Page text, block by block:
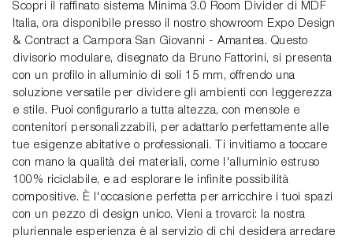
Scopri il raffinato sistema Minima 3.0 Room Divider di MDF
Italia, ora disponibile presso il nostro showroom Expo Design
& Contract a Campora San Giovanni - Amantea. Questo
divisorio modulare, disegnato da Bruno Fattorini, si presenta
con un profilo in alluminio di soli 15 mm, offrendo una
soluzione versatile per dividere gli ambienti con leggerezza
e stile. Puoi configurarlo a tutta altezza, con mensole e
contenitori personalizzabili, per adattarlo perfettamente alle
tue esigenze abitative o professionali. Ti invitiamo a toccare
con mano la qualità dei materiali, come l'alluminio estruso
100% riciclabile, e ad esplorare le infinite possibilità
compositive. È l'occasione perfetta per arricchire i tuoi spazi
con un pezzo di design unico. Vieni a trovarci: la nostra
pluriennale esperienza è al servizio di chi desidera arredare